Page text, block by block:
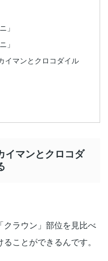
」
」
イマンとクロコダイル
イマンとクロコダ
クラウン」部位を見比べ
ことができるんです。